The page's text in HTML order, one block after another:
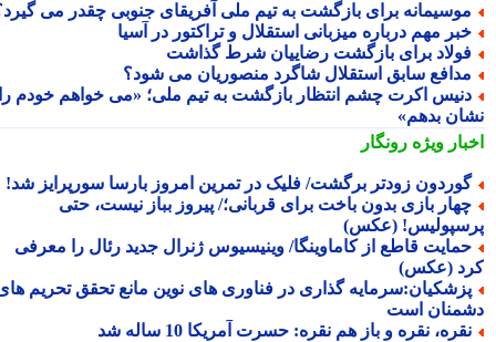
برای بازگشت به تیم ملی آفریقای جنوبی چقدر می گیرد؟
مهم درباره میزبانی استقلال و تراکتور در آسیا
برای بازگشت رضاییان شرط گذاشت
سابق استقلال شاگرد منصوریان می شود؟
اکرت چشم انتظار بازگشت به تیم ملی؛ «می خواهم خودم را
بدهم»
ویژهرونگار
زودتر برگشت/ فلیک در تمرین امروز بارسا سورپرایز شد!
بازی بدون باخت برای قربانی؛/ پیروز بباز نیست، حتی
(عکس)
قاطع از کاماوینگا/ وینیسیوس ژنرال جدید رئال را معرفی
(عکس)
گذاری در فناوری های نوین مانع تحقق تحریم های
است
نقره و باز هم نقره: حسرت آمریکا 10 ساله شد